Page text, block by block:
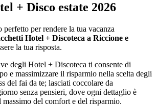
+ Disco estate 2026
perfetto per rendere la tua vacanza
Hotel + Discoteca a Riccione e
la tua risposta.
degli Hotel + Discoteca ti consente di
e massimizzare il risparmio nella scelta degli
del fai da te; lasciati coccolare da
senza pensieri, dove ogni dettaglio è
del comfort e del risparmio.